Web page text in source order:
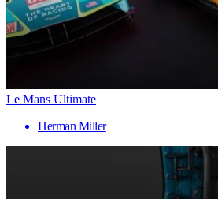
Le Mans Ultimate
Herman Miller